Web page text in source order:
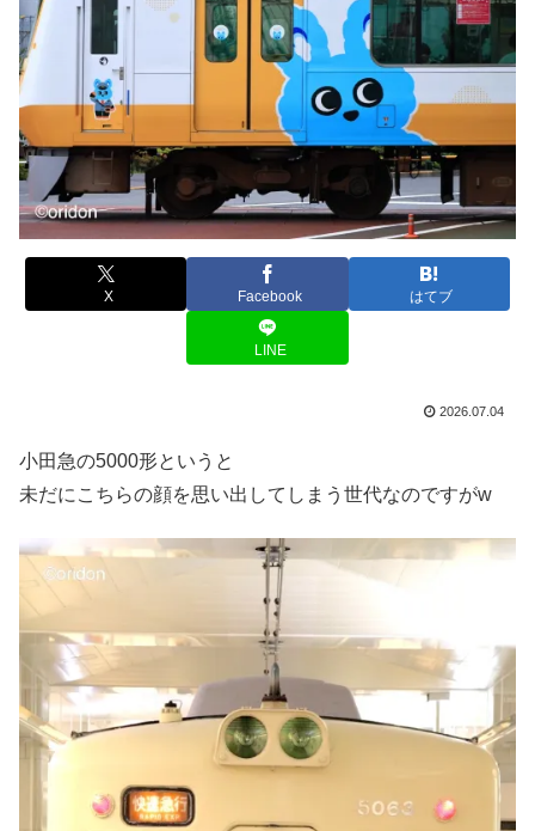
X Facebook はてブ
LINE
2026.07.04
小田急の5000形というと
未だにこちらの顔を思い出してしまう世代なのですがw